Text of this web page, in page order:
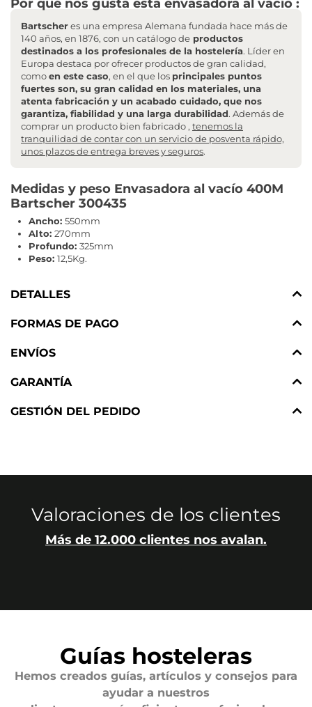
Por qué nos gusta esta envasadora al vacío :
Bartscheres una empresa Alemana fundada hace más de
140 años, en 1876, con un catálogo de productos
destinados a los profesionales de la hostelería. Líder en
Europa destaca por ofrecer productos de gran calidad,
comoen este caso, en el que los principales puntos
fuertes son, su gran calidad en los materiales, una
atenta fabricación y un acabado cuidado, que nos
garantiza, fiabilidad y una larga durabilidad. Además de
comprar un producto bien fabricado , tenemos la
tranquilidad de contar con un servicio de posventa rápido,
unos plazos de entrega breves y seguros.
Medidas y peso Envasadora al vacío 400M
Bartscher 300435
Ancho: 550mm
Alto: 270mm
Profundo: 325mm
Peso: 12,5Kg.
DETALLES
FORMAS DE PAGO
ENVÍOS
GARANTÍA
GESTIÓN DEL PEDIDO
Valoraciones de los clientes
Más de 12.000 clientes nos avalan.
Guías hosteleras
Hemos creados guías, artículos y consejos para
ayudar a nuestros